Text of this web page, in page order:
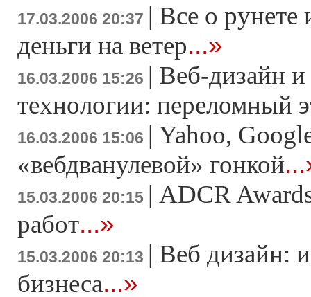
17.03.2006 20:37 | Все о рунете
деньги на ветер...»
16.03.2006 15:26 | Веб-дизайн и
технологии: переломный
16.03.2006 15:06 | Yahoo,
«вебдванулевой» гонкой
15.03.2006 20:15 | ADCR
работ...»
15.03.2006 20:13 | Веб дизайн:
бизнеса...»